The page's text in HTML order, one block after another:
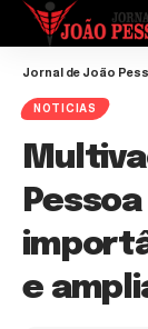
Jornal de João
NOTICIAS
e